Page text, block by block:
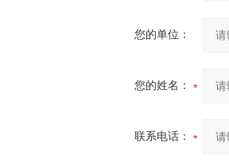
您的单位：
您的姓名：
联系电话：